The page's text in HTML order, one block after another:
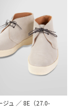
ジュ ／ 8E（27.0-